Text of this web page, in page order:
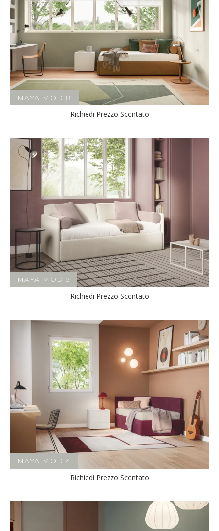
MAYA MOD 8
Richiedi Prezzo Scontato
MAYA MOD 5
Richiedi Prezzo Scontato
MAYA MOD 4
Richiedi Prezzo Scontato